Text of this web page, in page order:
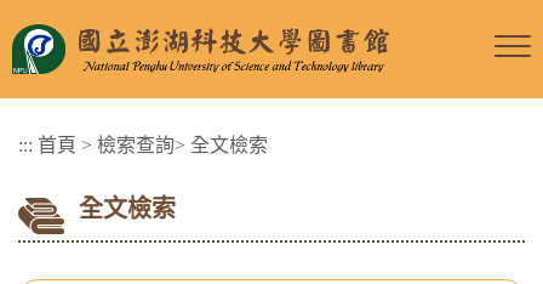
::: 首頁 > 檢索查詢> 全文檢索
全文檢索